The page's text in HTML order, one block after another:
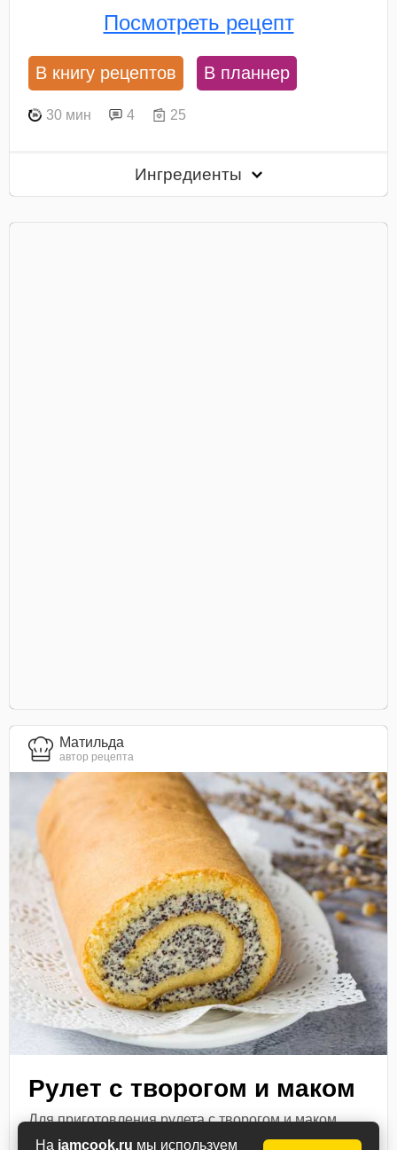
На iamcook.ru мы используем
Посмотреть рецепт
В книгу рецептов В планнер
30 мин 4 25
Ингредиенты
Матильда
автор рецепта
Рулет с творогом и маком
Для приготовления рулета с творогом и маком